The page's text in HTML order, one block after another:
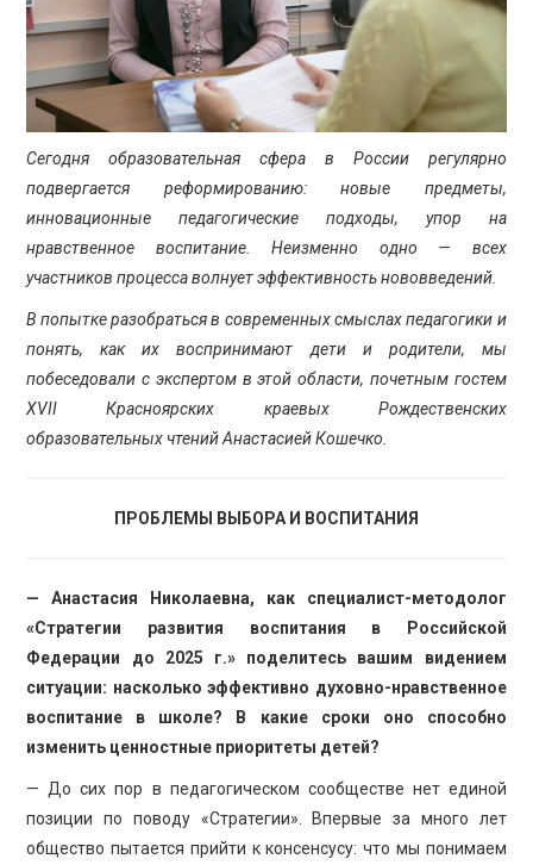
Сегодня образовательная сфера в России регулярно
подвергается реформированию: новые предметы,
инновационные педагогические подходы, упор на
нравственное воспитание. Неизменно одно — всех
участников процесса волнует эффективность нововведений.
В попытке разобраться в современных смыслах педагогики и
понять, как их воспринимают дети и родители, мы
побеседовали с экспертом в этой области, почетным гостем
XVII Красноярских краевых Рождественских
образовательных чтений Анастасией Кошечко.
ПРОБЛЕМЫ ВЫБОРА И ВОСПИТАНИЯ
— Анастасия Николаевна, как специалист-методолог
«Стратегии развития воспитания в Российской
Федерации до 2025 г.» поделитесь вашим видением
ситуации: насколько эффективно духовно-нравственное
воспитание в школе? В какие сроки оно способно
изменить ценностные приоритеты детей?
— До сих пор в педагогическом сообществе нет единой
позиции по поводу «Стратегии». Впервые за много лет
общество пытается прийти к консенсусу: что мы понимаем